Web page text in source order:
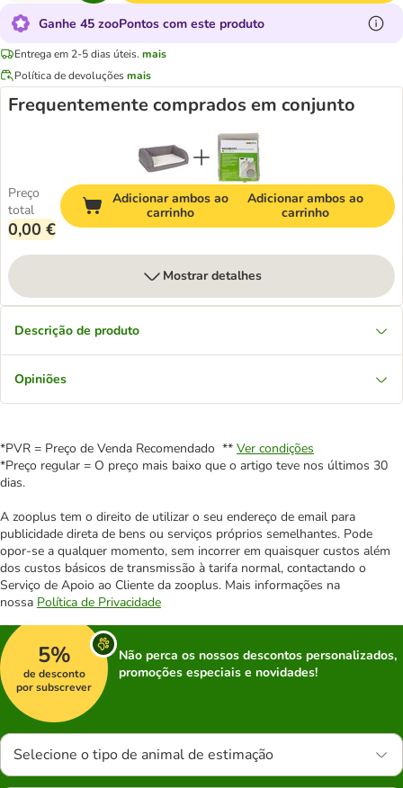
Ganhe 45 zooPontos com este produto
Entrega em 2-5 dias úteis. mais
Política de devoluçõesmais
Frequentemente comprados em conjunto
Preço
total
0,00 €
Adicionar ambos ao
carrinho
Adicionar ambos ao
carrinho
Mostrar detalhes
Descrição de produto
Opiniões
*PVR = Preço de Venda Recomendado ** Ver condições
*Preço regular = O preço mais baixo que o artigo teve nos últimos 30
dias.
A zooplus tem o direito de utilizar o seu endereço de email para
publicidade direta de bens ou serviços próprios semelhantes. Pode
opor-se a qualquer momento, sem incorrer em quaisquer custos além
dos custos básicos de transmissão à tarifa normal, contactando o
Serviço de Apoio ao Cliente da zooplus. Mais informações na
nossa Política de Privacidade
5%
de desconto
por subscrever
Não perca os nossos descontos personalizados,
promoções especiais e novidades!
Selecione o tipo de animal de estimação